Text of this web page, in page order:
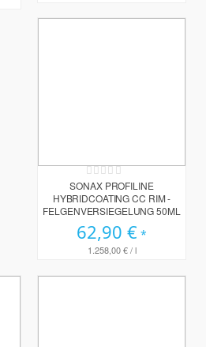
Rating:
0%
SONAX PROFILINE
HYBRIDCOATING CC RIM -
FELGENVERSIEGELUNG 50ML
62,90 €
1.258,00 €/ l